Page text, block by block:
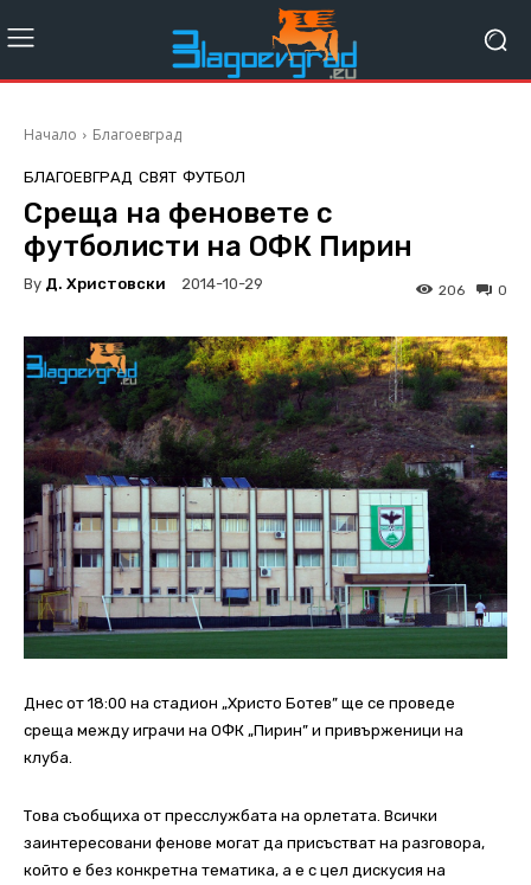
Начало Благоевград
БЛАГОЕВГРАД СВЯТ ФУТБОЛ
Среща на феновете с
футболисти на ОФК Пирин
By Д. Христовски 2014-10-29 0
206
Днес от 18:00 на стадион „Христо Ботев” ще се проведе
среща между играчи на ОФК „Пирин” и привърженици на
клуба.
Това съобщиха от пресслужбата на орлетата. Всички
заинтересовани фенове могат да присъстват на разговора,
който е без конкретна тематика, а е с цел дискусия на